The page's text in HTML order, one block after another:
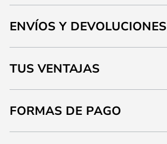
ENVÍOS Y DEVOLUCIONES
TUS VENTAJAS
FORMAS DE PAGO